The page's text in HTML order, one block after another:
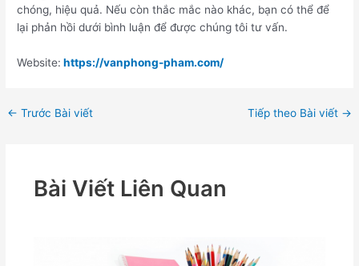
chóng, hiệu quả. Nếu còn thắc mắc nào khác, bạn có thể để
lại phản hồi dưới bình luận để được chúng tôi tư vấn.
Website: https://vanphong-pham.com/
← Trước Bài viết Tiếp theo Bài viết →
Bài Viết Liên Quan